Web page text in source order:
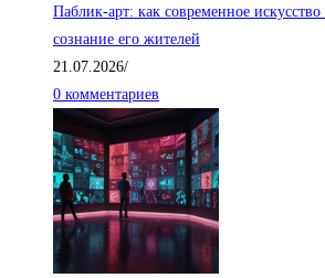
Паблик-арт: как современное
сознание его жителей
21.07.2026/
0 комментариев